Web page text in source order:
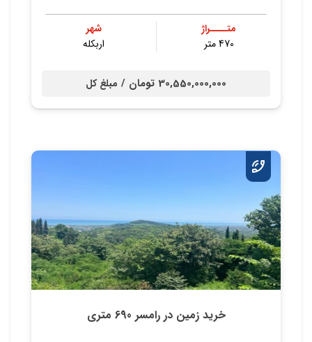
متــــراژ
470 متر
شهر
اربکله
30,550,000,000 تومان / مبلغ کل
خرید زمین در رامسر 690 متری